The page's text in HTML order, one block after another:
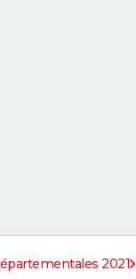
2021